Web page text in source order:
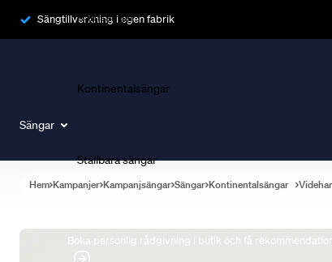
Sängtillverkning i egen fabrik
Sängar
Ramsängar
Kontinentalsängar
Ställbara sängar
Boka personlig rådgivning i butik och få
Hem Kampanjer Kampanjsängar Sängar Kontinentalsängar